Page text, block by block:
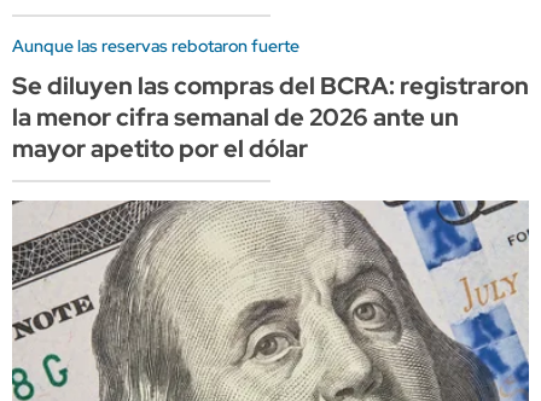
Aunque las reservas rebotaron fuerte
Se diluyen las compras del BCRA: registraron
la menor cifra semanal de 2026 ante un
mayor apetito por el dólar